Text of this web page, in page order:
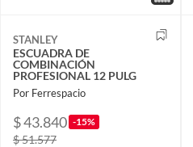
STANLEY
ESCUADRA DE
COMBINACIÓN
PROFESIONAL 12 PULG
Por Ferrespacio
$ 43.840 -15%
$ 51.577